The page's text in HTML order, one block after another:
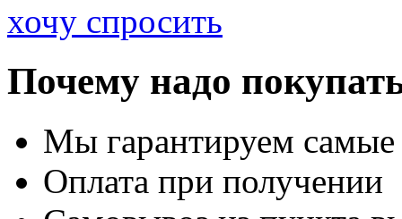
хочу спросить
Почему надо
Мы гарантируем
Оплата при получении